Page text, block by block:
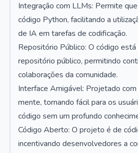
Integração com LLMs: Permite
código Python, facilitando a
de IA em tarefas de codificação.
Repositório Público: O código
repositório público, permitindo
colaborações da comunidade.
Interface Amigável: Projetado
mente, tornando fácil para os
código sem um profundo
Código Aberto: O projeto é de
incentivando desenvolvedores a